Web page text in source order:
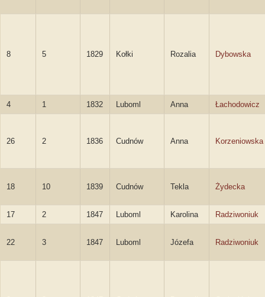
8 5 1829 Kołki Rozalia Dybowska
4 1 1832 Luboml Anna Łachodowicz
26 2 1836 Cudnów Anna Korzeniowska
18 10 1839 Cudnów Tekla Żydecka
17 2 1847 Luboml Karolina Radziwoniuk
22 3 1847 Luboml Józefa Radziwoniuk